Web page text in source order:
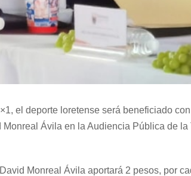
el deporte loretense será beneficiado
Ávila en la Audiencia Pública de
Monreal Ávila aportará 2 pesos, por